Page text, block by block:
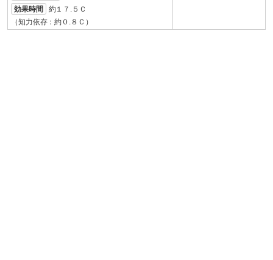
効果時間
約１７.５Ｃ
（知力依存：約０.８Ｃ）